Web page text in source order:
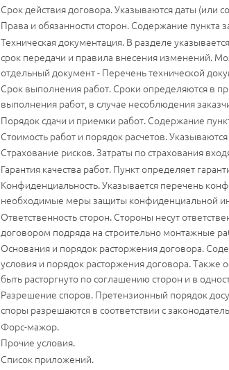
Срок действия договора. Указываются даты (или
Права и обязанности сторон. Содержание пункта
Техническая документация. В разделе
срок передачи и правила внесения изменений.
отдельный документ - Перечень технической
Срок выполнения работ. Сроки определяются в
выполнения работ, в случае несоблюдения
Порядок сдачи и приемки работ. Содержание
Стоимость работ и порядок расчетов.
Страхование рисков. Затраты по страхования
Гарантия качества работ. Пункт определяет
Конфиденциальность. Указывается перечень
необходимые меры защиты конфиденциальной
Ответственность сторон. Стороны несут
договором подряда на строительно монтажные
Основания и порядок расторжения договора.
условия и порядок расторжения договора. Также
быть расторгнуто по соглашению сторон и в
Разрешение споров. Претензионный порядок
споры разрешаются в соответствии с
Форс-мажор.
Прочие условия.
Список приложений.